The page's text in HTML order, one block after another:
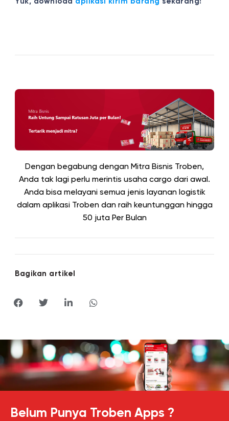
Dengan begabung dengan Mitra Bisnis Troben,
Anda tak lagi perlu merintis usaha cargo dari awal.
Anda bisa melayani semua jenis layanan logistik
dalam aplikasi Troben dan raih keuntunggan hingga
50 jutaPer Bulan
Bagikan artikel
Belum Punya Troben Apps ?